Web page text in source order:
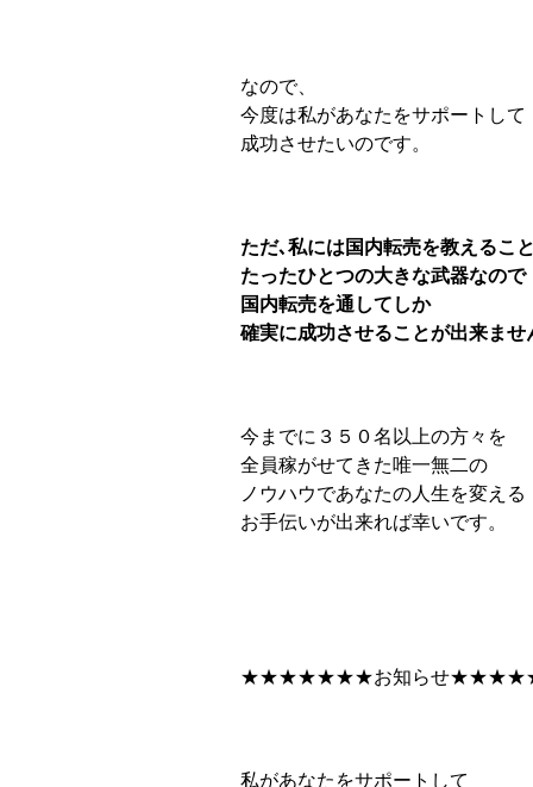
なので、
今度は私があなたをサポートして
成功させたいのです。
ただ､私には国内転売を教えるこ
たったひとつの大きな武器なので
国内転売を通してしか
確実に成功させることが出来ませ
今までに３５０名以上の方々を
全員稼がせてきた唯一無二の
ノウハウであなたの人生を変える
お手伝いが出来れば幸いです。
★★★★★★★お知らせ
私があなたをサポートして